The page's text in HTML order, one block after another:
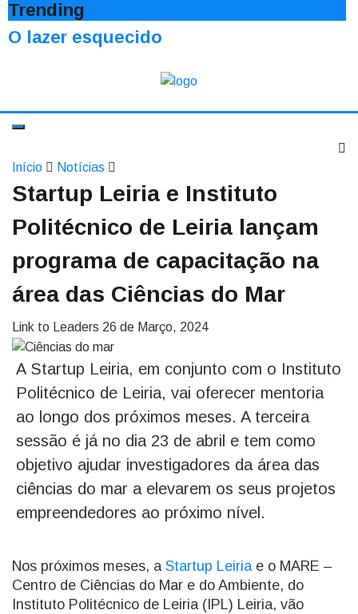
Trending
O lazer esquecido
Início Notícias
Startup Leiria e Instituto
Politécnico de Leiria lançam
programa de capacitação na
área das Ciências do Mar
Link to Leaders 26 de Março, 2024
A Startup Leiria, em conjunto com o Instituto
Politécnico de Leiria, vai oferecer mentoria
ao longo dos próximos meses. A terceira
sessão é já no dia 23 de abril e tem como
objetivo ajudar investigadores da área das
ciências do mar a elevarem os seus projetos
empreendedores ao próximo nível.
Nos próximos meses, a Startup Leiria e o MARE –
Centro de Ciências do Mar e do Ambiente, do
Instituto Politécnico de Leiria (IPL) Leiria, vão